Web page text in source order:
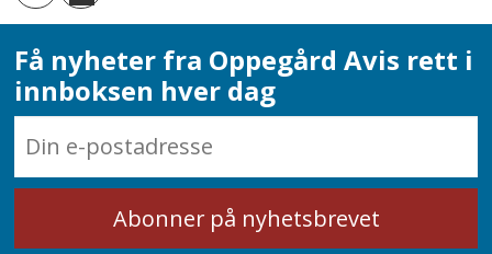
Få nyheter fra Oppegård Avis rett i
innboksen hver dag